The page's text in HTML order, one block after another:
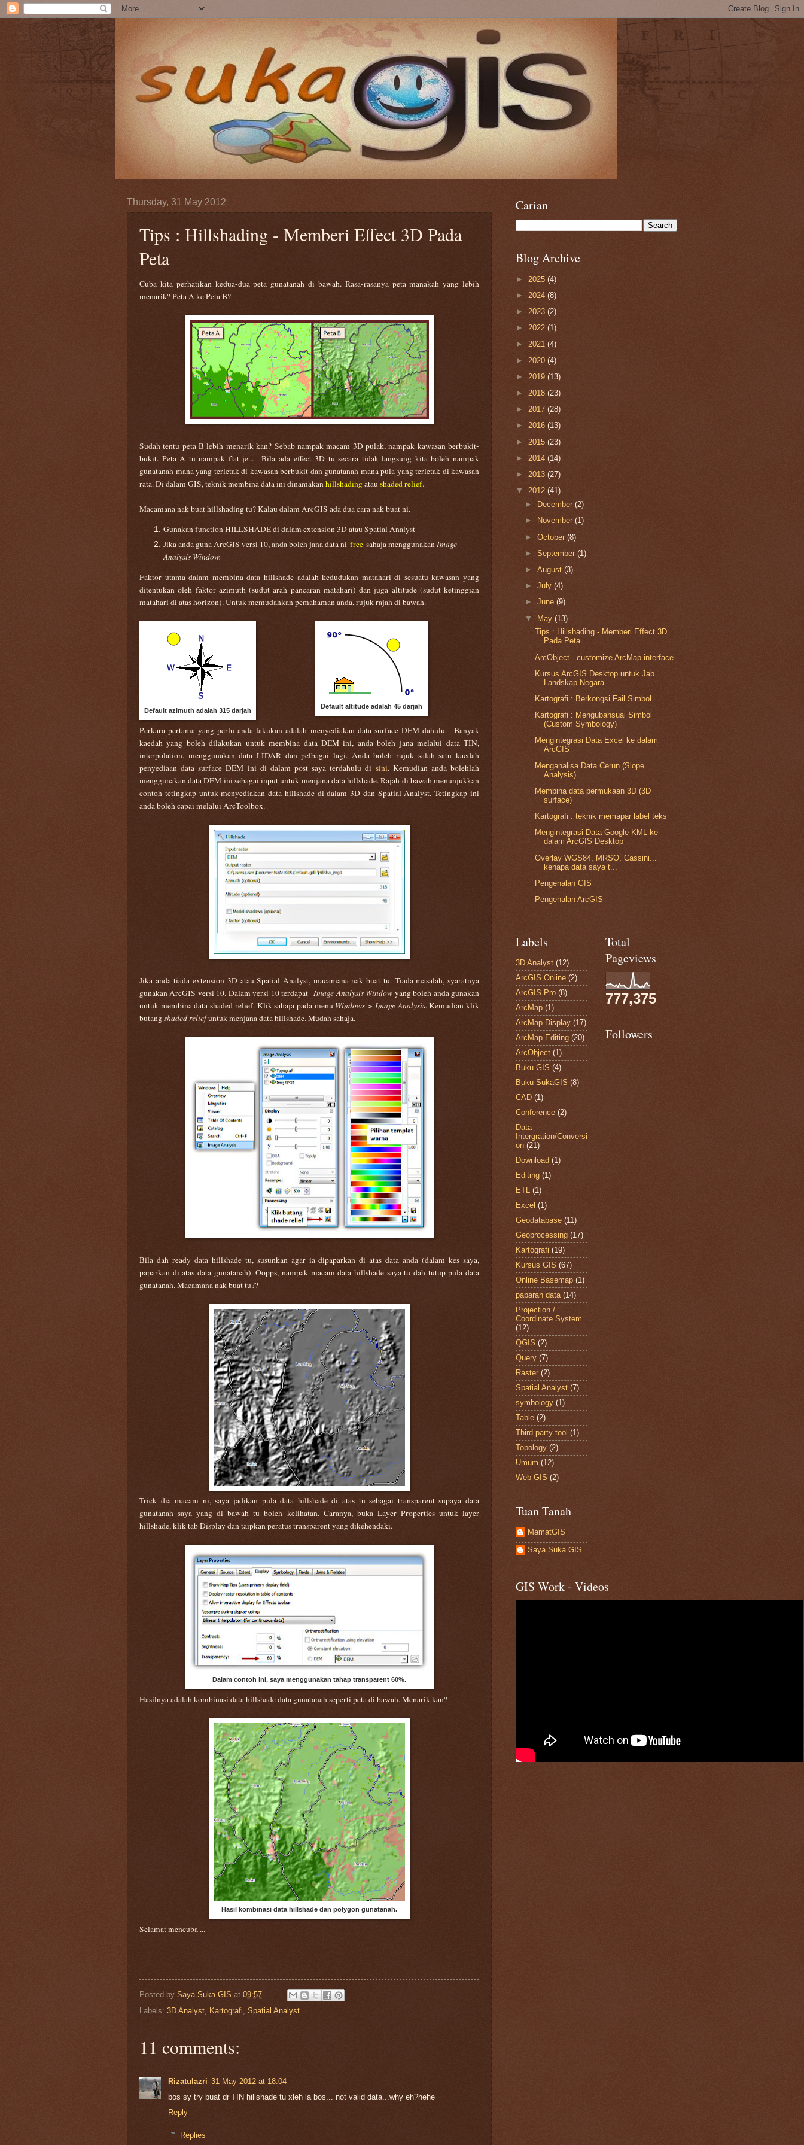
Thursday, 31 May 2012
Tips : Hillshading - Memberi Effect 3D Pada
Peta
Cuba kita perhatikan kedua-dua peta gunatanah di bawah. Rasa-rasanya peta manakah yang lebih
menarik? Peta A ke Peta B?
Sudah tentu peta B lebih menarik kan? Sebab nampak macam 3D pulak, nampak kawasan berbukit-
bukit. Peta A tu nampak flat je... Bila ada effect 3D tu secara tidak langsung kita boleh nampak
gunatanah mana yang terletak di kawasan berbukit dan gunatanah mana pula yang terletak di kawasan
rata. Di dalam GIS, teknik membina data ini dinamakanhillshadingataushaded relief.
Macamana nak buat hillshading tu? Kalau dalam ArcGIS ada dua cara nak buat ni.
Gunakan function HILLSHADE di dalam extension 3D atau Spatial Analyst
Jika anda guna ArcGIS versi 10, anda boleh jana data ni free sahaja menggunakanImage
Analysis Window.
Faktor utama dalam membina data hillshade adalah kedudukan matahari di sesuatu kawasan yang
ditentukan oleh faktor azimuth (sudut arah pancaran matahari) dan juga altitude (sudut ketinggian
matahari di atas horizon). Untuk memudahkan pemahaman anda, rujuk rajah di bawah.
Default azimuth adalah 315 darjah
Default altitude adalah 45 darjah
Perkara pertama yang perlu anda lakukan adalah menyediakan data surface DEM dahulu. Banyak
kaedah yang boleh dilakukan untuk membina data DEM ini, anda boleh jana melalui data TIN,
interpolation, menggunakan data LIDAR dan pelbagai lagi. Anda boleh rujuk salah satu kaedah
penyediaan data surface DEM ini di dalam post saya terdahulu di sini. Kemudian anda bolehlah
menggunakan data DEM ini sebagai input untuk menjana data hillshade. Rajah di bawah menunjukkan
contoh tetingkap untuk menyediakan data hillshade di dalam 3D dan Spatial Analyst. Tetingkap ini
anda boleh capai melalui ArcToolbox.
Jika anda tiada extension 3D atau Spatial Analyst, macamana nak buat tu. Tiada masalah, syaratnya
gunakan ArcGIS versi 10. Dalam versi 10 terdapatImage Analysis Window yang boleh anda gunakan
untuk membina data shaded relief. Klik sahaja pada menu Windows > Image Analysis. Kemudian klik
butangshaded reliefuntuk menjana data hillshade. Mudah sahaja.
Bila dah ready data hillshade tu, susunkan agar ia dipaparkan di atas data anda (dalam kes saya,
paparkan di atas data gunatanah). Oopps, nampak macam data hillshade saya tu dah tutup pula data
gunatanah. Macamana nak buat tu??
Trick dia macam ni, saya jadikan pula data hillshade di atas tu sebagai transparent supaya data
gunatanah saya yang di bawah tu boleh kelihatan. Caranya, buka Layer Properties untuk layer
hillshade, klik tab Display dan taipkan peratus transparent yang dikehendaki.
Dalam contoh ini, saya menggunakan tahap transparent 60%.
Hasilnya adalah kombinasi data hillshade data gunatanah seperti peta di bawah. Menarik kan?
Hasil kombinasi data hillshade dan polygon gunatanah.
Selamat mencuba ...
Posted by Saya Suka GIS at 09:57
Labels: 3D Analyst Kartografi Spatial Analyst
11 comments:
Rizatulazri 31 May 2012 at 18:04
bos sy try buat dr TIN hillshade tu xleh la bos... not valid data...why eh?hehe
Reply
Replies
Carian
Blog Archive
► 2025 (4)
► 2024 (8)
► 2023 (2)
► 2022 (1)
► 2021 (4)
► 2020 (4)
► 2019 (13)
► 2018 (23)
► 2017 (28)
► 2016 (13)
► 2015 (23)
► 2014 (14)
► 2013 (27)
▼ 2012 (41)
►
December(2)
►
November(1)
►October(8)
►September(1)
►August(3)
►July(4)
►June(9)
▼ May(13)
Tips : Hillshading - Memberi Effect 3D
Pada Peta
ArcObject.. customize ArcMap interface
Kursus ArcGIS Desktop untuk Jab
Landskap Negara
Kartografi : Berkongsi Fail Simbol
Kartografi : Mengubahsuai Simbol
(Custom Symbology)
Mengintegrasi Data Excel ke dalam
ArcGIS
Menganalisa Data Cerun (Slope
Analysis)
Membina data permukaan 3D (3D
surface)
Kartografi : teknik memapar label teks
Mengintegrasi Data Google KML ke
dalam ArcGIS Desktop
Overlay WGS84, MRSO, Cassini...
kenapa data saya t...
Pengenalan GIS
Pengenalan ArcGIS
Labels
3D Analyst (12)
ArcGIS Online (2)
ArcGIS Pro (8)
ArcMap (1)
ArcMap Display (17)
ArcMap Editing (20)
ArcObject (1)
Buku GIS (4)
Buku SukaGIS (8)
CAD (1)
Conference (2)
Data
Intergration/Conversi
on (21)
Download (1)
Editing (1)
ETL (1)
Excel (1)
Geodatabase (11)
Geoprocessing (17)
Kartografi (19)
Kursus GIS (67)
Online Basemap (1)
paparan data (14)
Projection /
Coordinate System
(12)
QGIS (2)
Query (7)
Raster (2)
Spatial Analyst (7)
symbology (1)
Table (2)
Third party tool (1)
Topology (2)
Umum (12)
Web GIS (2)
Tuan Tanah
MamatGIS
Saya Suka GIS
Total
Pageviews
777,375
Followers
GIS Work - Videos